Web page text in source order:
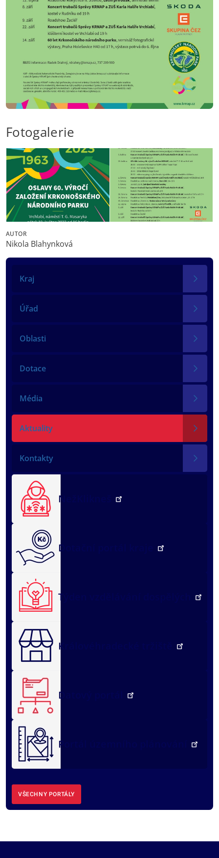
Kraj
Úřad
Oblasti
Dotace
Média
Aktuality
Kontakty
NežKlikneš
Dotační portál kraje
Týden vzdělávání dospělých
Královéhradecké tržiště
Datový portál
Portál územního plánování
VŠECHNY PORTÁLY
Fotogalerie
AUTOR
Nikola Blahynková